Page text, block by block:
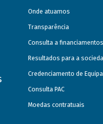
Onde atuamos
Transparência
Consulta a financiamentos
Resultados para a
Credenciamento de
Consulta PAC
Moedas contratuais